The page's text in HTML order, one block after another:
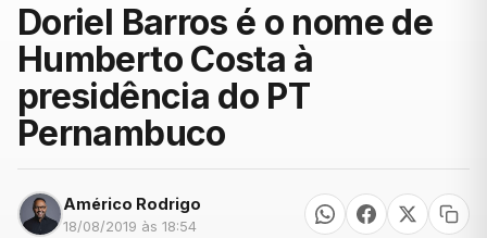
Doriel Barros é o nome de
Humberto Costa à
presidência do PT
Pernambuco
Américo Rodrigo
18/08/2019 às 18:54